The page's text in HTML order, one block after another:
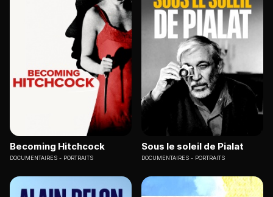
Becoming Hitchcock
DOCUMENTAIRES PORTRAITS
Sous le soleil de Pialat
DOCUMENTAIRES PORTRAITS